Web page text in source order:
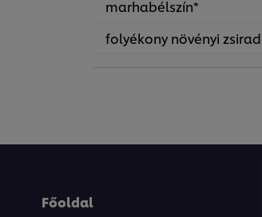
marhabélszín*
folyékony növényi
Főoldal